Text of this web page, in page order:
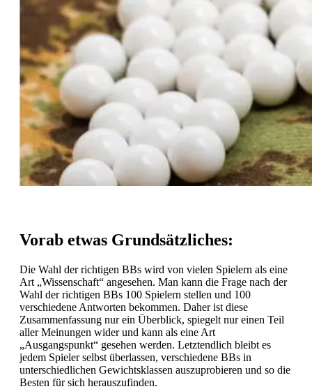
Vorab etwas Grundsätzliches:
Die Wahl der richtigen BBs wird von vielen Spielern als eine
Art „Wissenschaft“ angesehen. Man kann die Frage nach der
Wahl der richtigen BBs 100 Spielern stellen und 100
verschiedene Antworten bekommen. Daher ist diese
Zusammenfassung nur ein Überblick, spiegelt nur einen Teil
aller Meinungen wider und kann als eine Art
„Ausgangspunkt“ gesehen werden. Letztendlich bleibt es
jedem Spieler selbst überlassen, verschiedene BBs in
unterschiedlichen Gewichtsklassen auszuprobieren und so die
Besten für sich herauszufinden.